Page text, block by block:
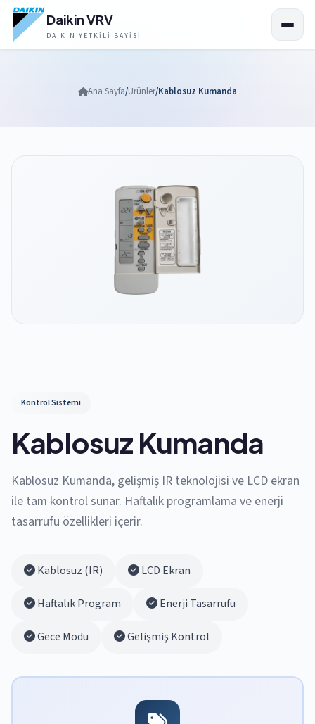
Daikin VRV
DAIKIN YETKILI BAYISI
Ana Sayfa/Ürünler/Kablosuz Kumanda
Kontrol Sistemi
Kablosuz Kumanda
Kablosuz Kumanda, gelişmiş IR teknolojisi ve LCD ekran
ile tam kontrol sunar. Haftalık programlama ve enerji
tasarrufu özellikleri içerir.
Kablosuz (IR) LCD Ekran
Haftalık Program Enerji Tasarrufu
Gece Modu Gelişmiş Kontrol